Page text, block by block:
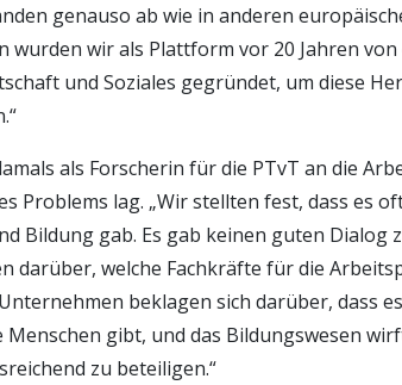
genauso ab wie in anderen
wurden wir als Plattform vor 20 Jahren
und Soziales gegründet, um diese
als Forscherin für die PTvT an die
Problems lag. „Wir stellten fest, dass es
Bildung gab. Es gab keinen guten Dialog
darüber, welche Fachkräfte für die
beklagen sich darüber, dass
Menschen gibt, und das Bildungswesen
zu beteiligen.“